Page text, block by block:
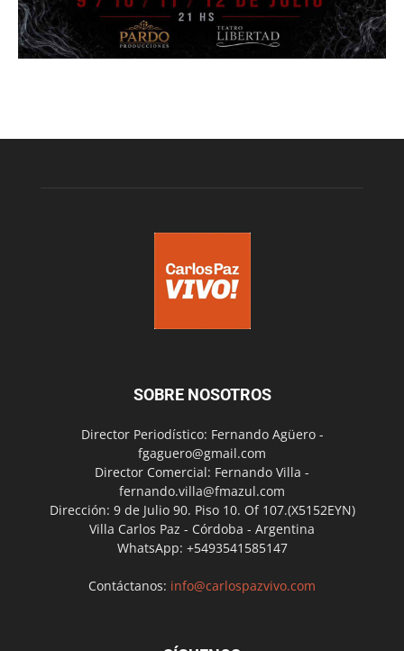
SOBRE NOSOTROS
Director Periodístico: Fernando Agüero -
fgaguero@gmail.com
Director Comercial: Fernando Villa -
fernando.villa@fmazul.com
Dirección: 9 de Julio 90. Piso 10. Of 107.(X5152EYN)
Villa Carlos Paz - Córdoba - Argentina
WhatsApp: +5493541585147
Contáctanos: info@carlospazvivo.com